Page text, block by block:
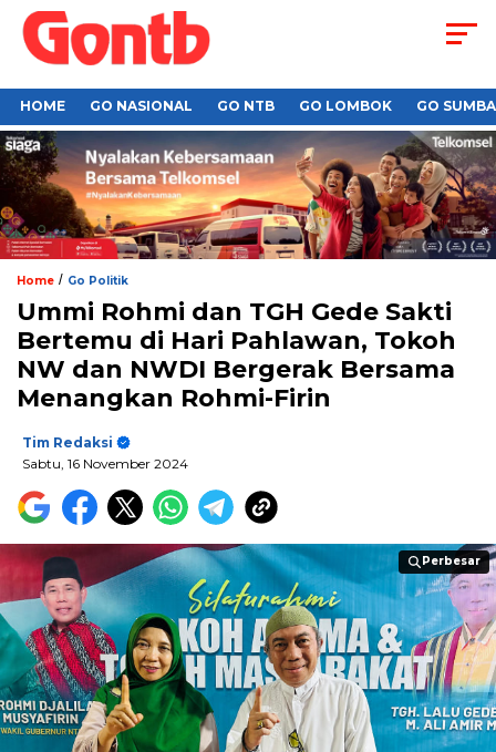
HOME GO NASIONAL GO NTB GO LOMBOK GO
Home / Go Politik
Ummi Rohmi dan TGH Gede Sakti
Bertemu di Hari Pahlawan, Tokoh
NW dan NWDI Bergerak Bersama
Menangkan Rohmi-Firin
Tim Redaksi
Sabtu, 16 November 2024
Perbesar
Perbesar